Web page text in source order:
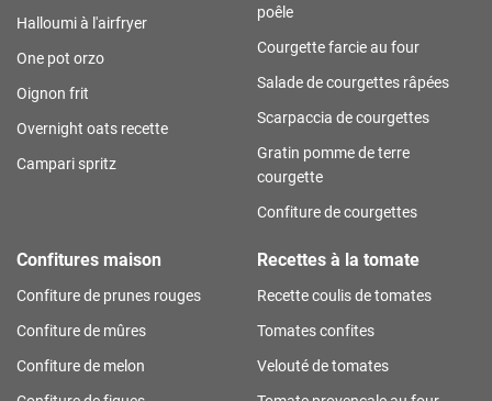
Halloumi à l'airfryer
One pot orzo
Oignon frit
Overnight oats recette
Campari spritz
poêle
Courgette farcie au four
Salade de courgettes râpées
Scarpaccia de courgettes
Gratin pomme de terre
courgette
Confiture de courgettes
Confitures maison
Confiture de prunes rouges
Confiture de mûres
Confiture de melon
Recettes à la tomate
Recette coulis de tomates
Tomates confites
Velouté de tomates